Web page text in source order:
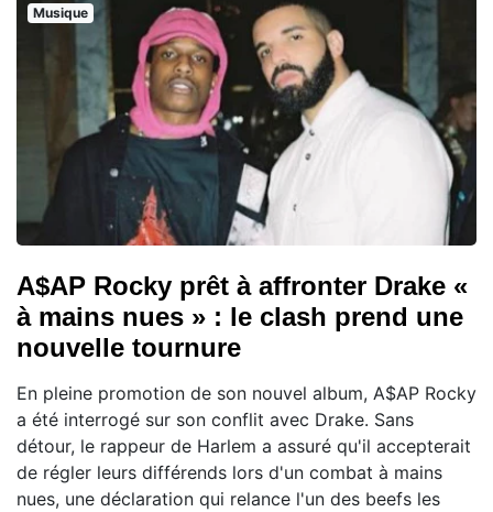
Musique
A$AP Rocky prêt à affronter Drake «
à mains nues » : le clash prend une
nouvelle tournure
En pleine promotion de son nouvel album, A$AP Rocky
a été interrogé sur son conflit avec Drake. Sans
détour, le rappeur de Harlem a assuré qu'il accepterait
de régler leurs différends lors d'un combat à mains
nues, une déclaration qui relance l'un des beefs les